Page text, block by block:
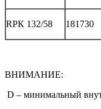
RPК 132/58 181730
ВНИМАНИЕ:
D – минимальный